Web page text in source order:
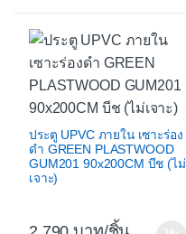
ประตู UPVC ภายใน เซาะร่อง
ดำ GREEN PLASTWOOD
GUM201 90x200CM บีช (ไม่
เจาะ)